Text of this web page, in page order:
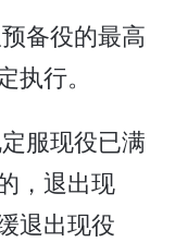
备役的最高
行。
服现役已满
，退出现
退出现役